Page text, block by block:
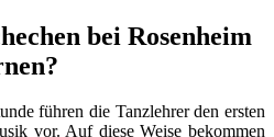
bei Rosenheim
führen die Tanzlehrer den ersten
vor. Auf diese Weise bekommen